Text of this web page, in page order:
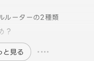
ルーターの2種類
？
と見る